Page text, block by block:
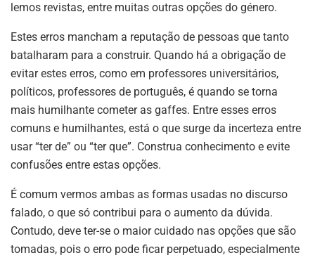
lemos revistas, entre muitas outras opções do género.
Estes erros mancham a reputação de pessoas que tanto
batalharam para a construir. Quando há a obrigação de
evitar estes erros, como em professores universitários,
políticos, professores de português, é quando se torna
mais humilhante cometer as gaffes. Entre esses erros
comuns e humilhantes, está o que surge da incerteza entre
usar “ter de” ou “ter que”. Construa conhecimento e evite
confusões entre estas opções.
É comum vermos ambas as formas usadas no discurso
falado, o que só contribui para o aumento da dúvida.
Contudo, deve ter-se o maior cuidado nas opções que são
tomadas, pois o erro pode ficar perpetuado, especialmente